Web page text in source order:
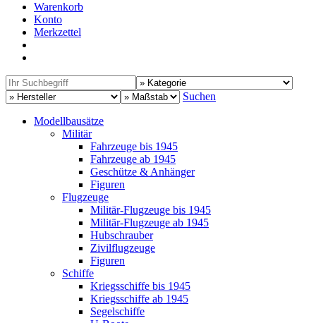
Warenkorb
Konto
Merkzettel
Suchen
Modellbausätze
Militär
Fahrzeuge bis 1945
Fahrzeuge ab 1945
Geschütze & Anhänger
Figuren
Flugzeuge
Militär-Flugzeuge bis 1945
Militär-Flugzeuge ab 1945
Hubschrauber
Zivilflugzeuge
Figuren
Schiffe
Kriegsschiffe bis 1945
Kriegsschiffe ab 1945
Segelschiffe